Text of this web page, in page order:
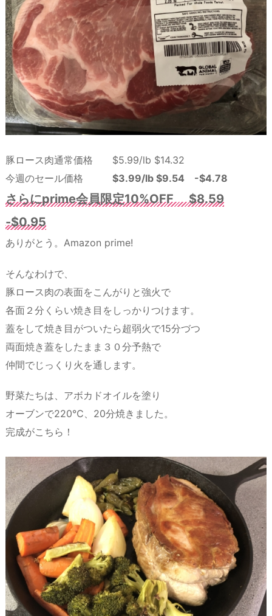
豚ロース肉通常価格 $5.99/lb $14.32
今週のセール価格 $3.99/lb $9.54 -$4.78
さらにprime会員限定10%OFF $8.59
-$0.95
ありがとう。Amazon prime!
そんなわけで、
豚ロース肉の表面をこんがりと強火で
各面２分くらい焼き目をしっかりつけます。
蓋をして焼き目がついたら超弱火で15分づつ
両面焼き蓋をしたまま３０分予熱で
仲間でじっくり火を通します。
野菜たちは、アボカドオイルを塗り
オーブンで220℃、20分焼きました。
完成がこちら！